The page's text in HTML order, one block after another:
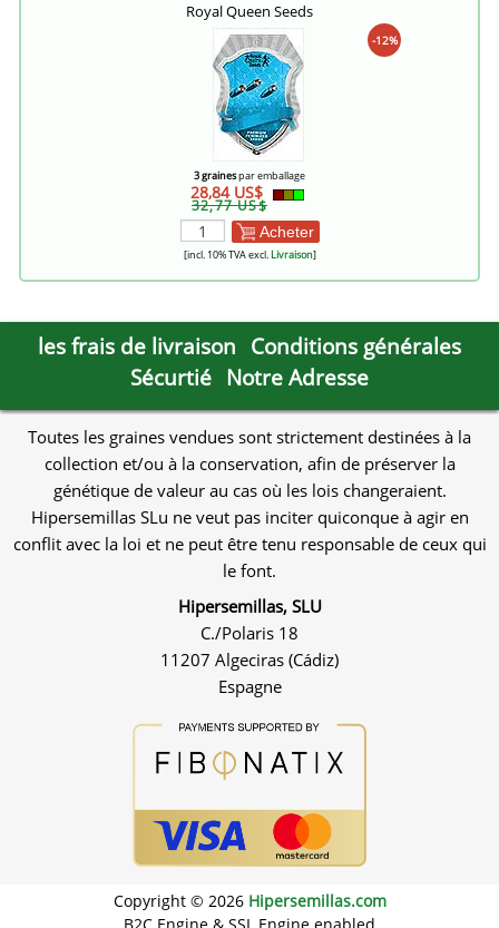
Royal Queen Seeds
-12%
3 grainespar emballage
28,84 US$
32,77 US$
Acheter
[incl. 10% TVA excl.Livraison]
les frais de livraison Conditions générales
Sécurtié Notre Adresse
Toutes les graines vendues sont strictement destinées à la
collection et/ou à la conservation, afin de préserver la
génétique de valeur au cas où les lois changeraient.
Hipersemillas SLu ne veut pas inciter quiconque à agir en
conflit avec la loi et ne peut être tenu responsable de ceux qui
le font.
Hipersemillas, SLU
C./Polaris 18
11207 Algeciras (Cádiz)
Espagne
Copyright © 2026 Hipersemillas.com